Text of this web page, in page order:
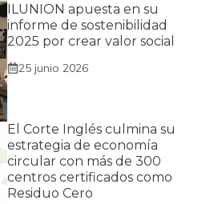
ILUNION apuesta en su
informe de sostenibilidad
2025 por crear valor social
25 junio 2026
El Corte Inglés culmina su
estrategia de economía
circular con más de 300
centros certificados como
Residuo Cero